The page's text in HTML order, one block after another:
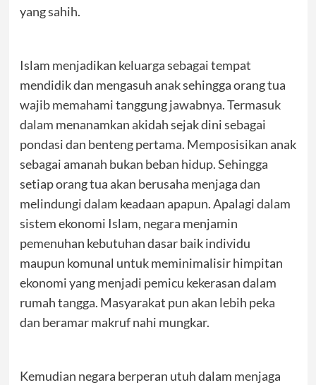
yang sahih.
Islam menjadikan keluarga sebagai tempat
mendidik dan mengasuh anak sehingga orang tua
wajib memahami tanggung jawabnya. Termasuk
dalam menanamkan akidah sejak dini sebagai
pondasi dan benteng pertama. Memposisikan anak
sebagai amanah bukan beban hidup. Sehingga
setiap orang tua akan berusaha menjaga dan
melindungi dalam keadaan apapun. Apalagi dalam
sistem ekonomi Islam, negara menjamin
pemenuhan kebutuhan dasar baik individu
maupun komunal untuk meminimalisir himpitan
ekonomi yang menjadi pemicu kekerasan dalam
rumah tangga. Masyarakat pun akan lebih peka
dan beramar makruf nahi mungkar.
Kemudian negara berperan utuh dalam menjaga